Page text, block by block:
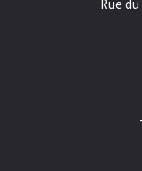
Rue